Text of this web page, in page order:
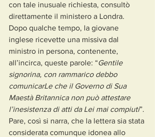
con tale inusuale richiesta, consultò
direttamente il ministero a Londra.
Dopo qualche tempo, la giovane
inglese ricevette una missiva dal
ministro in persona, contenente,
all’incirca, queste parole: “Gentile
signorina, con rammarico debbo
comunicarLe che il Governo di Sua
Maestà Britannica non può attestare
l’inesistenza di atti da Lei mai compiuti”.
Pare, così si narra, che la lettera sia stata
considerata comunque idonea allo